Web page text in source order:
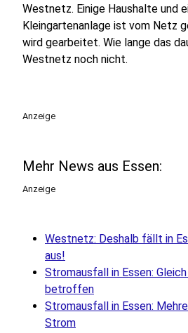
Westnetz. Einige Haushalte und
Kleingartenanlage ist vom Netz
wird gearbeitet. Wie lange das
Westnetz noch nicht.
Anzeige
Mehr News aus Essen:
Anzeige
Westnetz: Deshalb fällt in
aus!
Stromausfall in Essen:
betroffen
Stromausfall in Essen:
Strom